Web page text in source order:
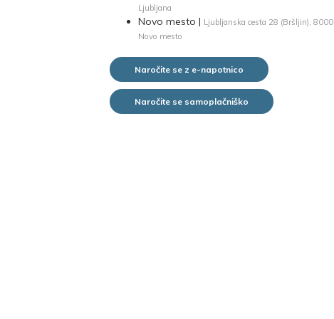
Ljubljana
Novo mesto | Ljubljanska cesta 28 (Bršljin), 8000
Novo mesto
Naročite se z e-napotnico
Naročite se samoplačniško